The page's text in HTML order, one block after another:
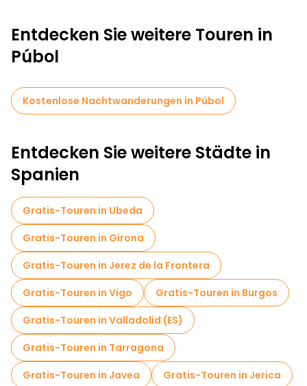
Entdecken Sie weitere Touren in
Púbol
Kostenlose Nachtwanderungen in Púbol
Entdecken Sie weitere Städte in
Spanien
Gratis-Touren in Ubeda
Gratis-Touren in Girona
Gratis-Touren in Jerez de la Frontera
Gratis-Touren in Vigo
Gratis-Touren in Burgos
Gratis-Touren in Valladolid (ES)
Gratis-Touren in Tarragona
Gratis-Touren in Javea
Gratis-Touren in Jerica